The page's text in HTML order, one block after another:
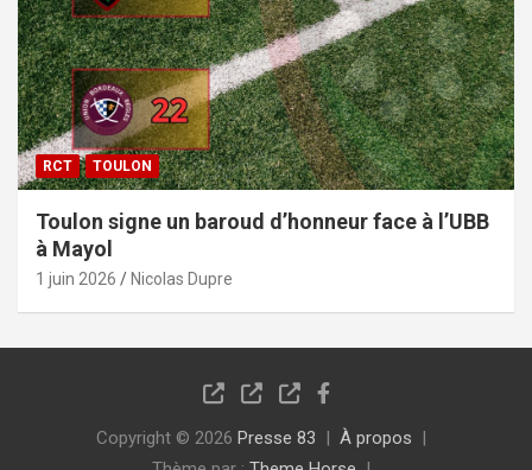
RCT TOULON
Toulon signe un baroud d’honneur face à l’UBB
à Mayol
1 juin 2026 Nicolas Dupre
Copyright © 2026 Presse 83
À propos